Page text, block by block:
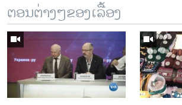
ຕອນຕ່າງໆຂອງເລື້ອງ